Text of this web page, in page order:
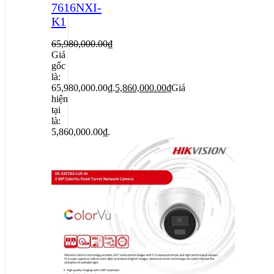
7616NXI-
K1
65,980,000.00₫
Giá
gốc
là:
65,980,000.00₫.5,860,000.00₫Giá
hiện
tại
là:
5,860,000.00₫.